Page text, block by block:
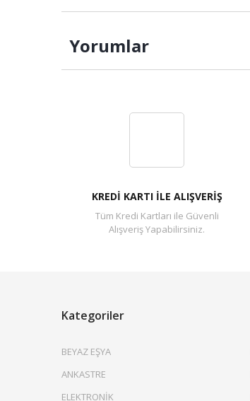
Yorumlar
KREDİ KARTI İLE ALIŞVERİŞ
Tüm Kredi Kartları ile Güvenli
Alışveriş Yapabilirsiniz.
Kategoriler
BEYAZ EŞYA
ANKASTRE
ELEKTRONİK